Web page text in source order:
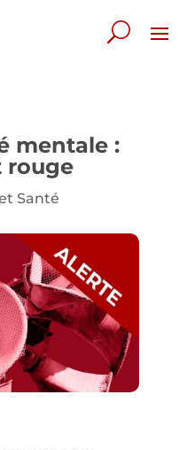
mentale :
rouge
Santé